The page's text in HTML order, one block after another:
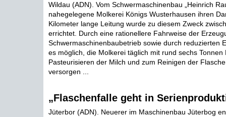
Wildau (ADN). Vom Schwermaschinenbau „Heinrich
nahegelegene Molkerei Königs Wusterhausen ihren
Kilometer lange Leitung wurde zu diesem Zweck
errichtet. Durch eine rationellere Fahrweise der
Schwermaschinenbaubetrieb sowie durch reduzierten
es möglich, die Molkerei täglich mit rund sechs Tonnen
Pasteurisieren der Milch und zum Reinigen der
versorgen ...
„Flaschenfalle geht in
Jüterbor (ADN). Neuerer im Maschinenbau Jüterbog